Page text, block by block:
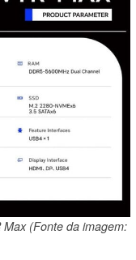
(Fonte da imagem: